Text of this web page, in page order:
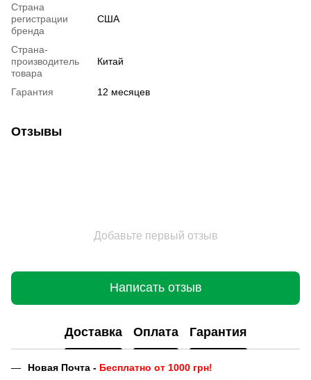
Страна
регистрации
бренда
США
Страна-
производитель
товара
Китай
Гарантия 12 месяцев
Отзывы
Добавьте первый отзыв
Написать отзыв
Доставка Оплата Гарантия
Новая Почта - Бесплатно от 1000 грн!